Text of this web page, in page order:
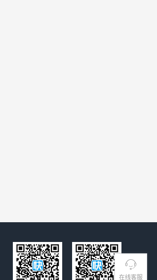
在线客服